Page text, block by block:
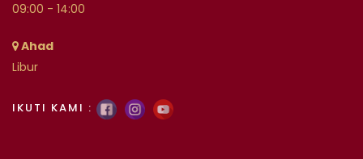
09:00 - 14:00
Ahad
Libur
IKUTI KAMI :